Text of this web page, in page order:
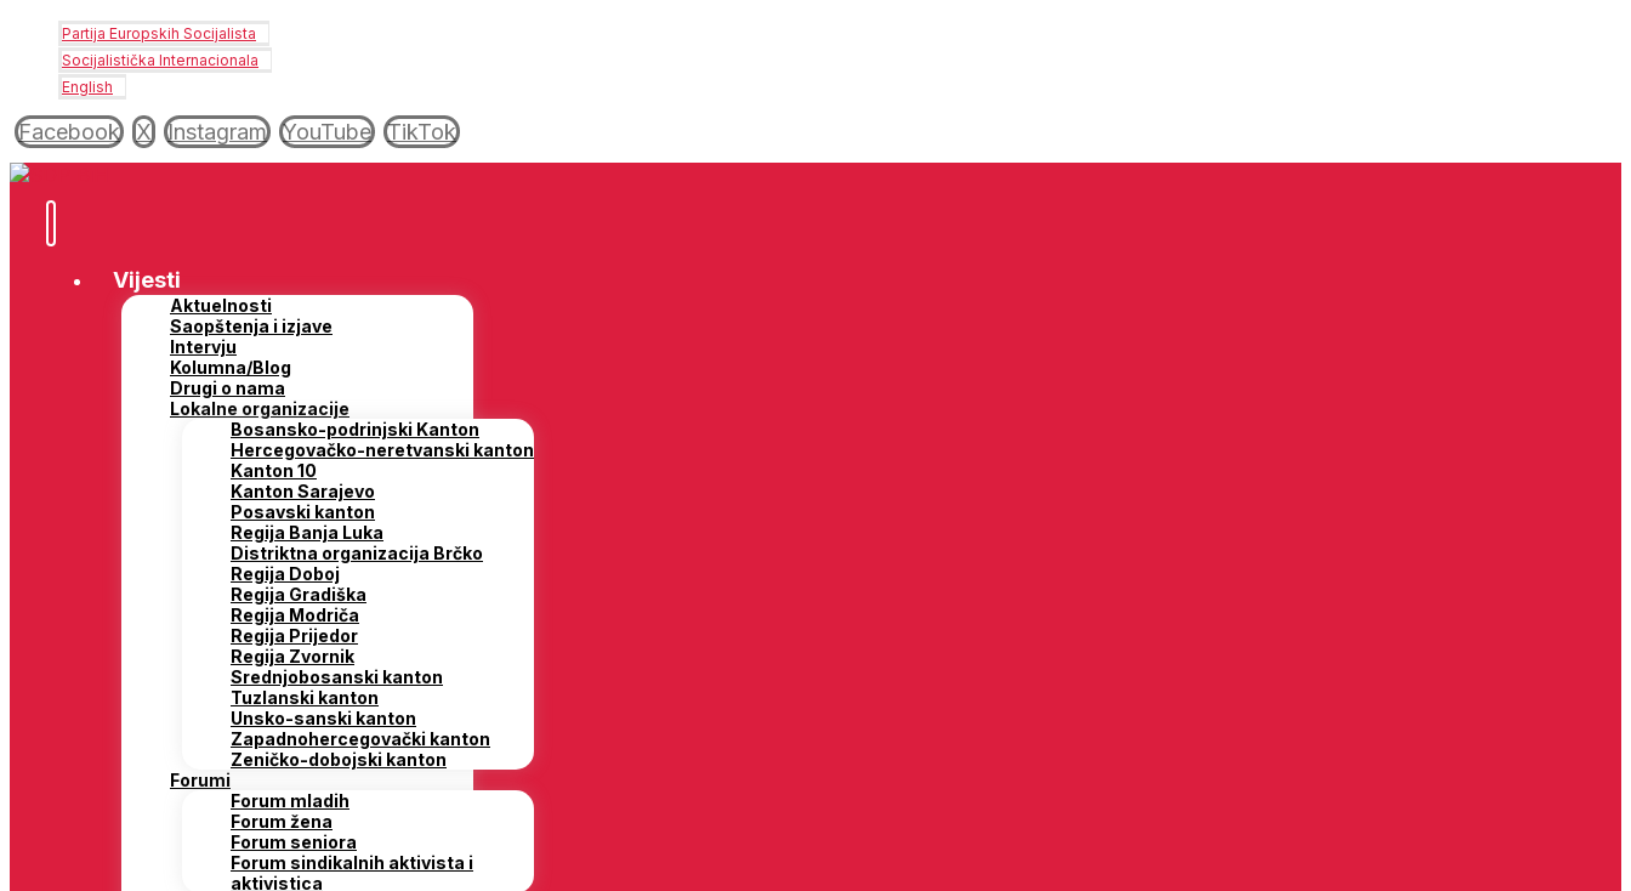
Partija Europskih Socijalista
Socijalistička Internacionala
English
Facebook X Instagram YouTube TikTok
Vijesti
Aktuelnosti
Saopštenja i izjave
Intervju
Kolumna/Blog
Drugi o nama
Lokalne organizacije
Bosansko-podrinjski Kanton
Hercegovačko-neretvanski kanton
Kanton 10
Kanton Sarajevo
Posavski kanton
Regija Banja Luka
Distriktna organizacija Brčko
Regija Doboj
Regija Gradiška
Regija Modriča
Regija Prijedor
Regija Zvornik
Srednjobosanski kanton
Tuzlanski kanton
Unsko-sanski kanton
Zapadnohercegovački kanton
Zeničko-dobojski kanton
Forumi
Forum mladih
Forum žena
Forum seniora
Forum sindikalnih aktivista i
aktivistica